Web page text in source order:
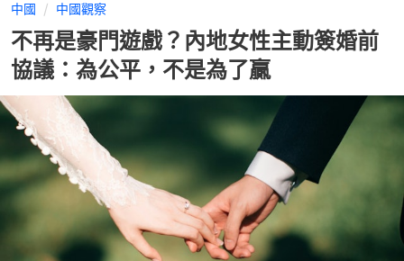
中國 中國觀察
不再是豪門遊戲？內地女性主動簽婚前
協議：為公平，不是為了贏